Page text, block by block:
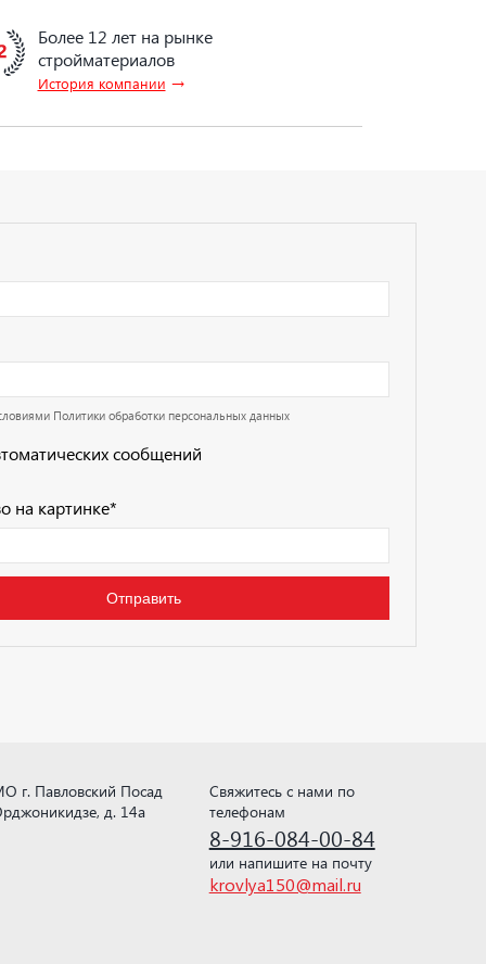
Более 12 лет на рынке
стройматериалов
История компании →
Политики обработки персональных данных
сообщений
на картинке*
г. Павловский Посад
д. 14а
Свяжитесь с нами по
телефонам
8-916-084-00-84
или напишите на почту
krovlya150@mail.ru